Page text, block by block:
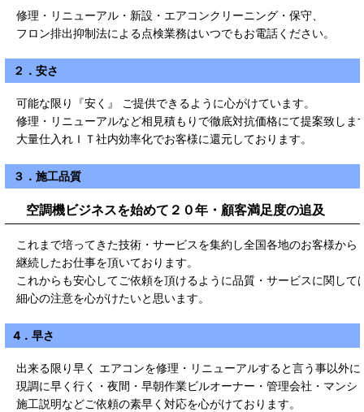
修理・リニューアル・新設・エアコンクリーニング・保守、
フロン排出抑制法による点検業務はいつでもお電話ください。
２．安さ
可能な限り『安く』 ご提供できるように心がけています。
修理・リニューアルなど相見積もりで徹底対抗価格にて提案致しま
大量仕入れＩＴ社内効率化でお客様に還元しております。
３．施工品質
空調機ビジネスを始めて２０年・顧客満足度の追及
これまで培ってきた技術・サービスを集約し全国各地のお客様から
継続したお仕事を頂いております。
これからも安心してご依頼を頂けるように品質・サービスに関して
細心の注意を心がけたいと思います。
4．早さ
出来る限り早く エアコンを修理・リニューアルすると言う事以外に
現調に早く行く・夜間・早朝作業ビルオーナー・管理会社・マンシ
施工説明などご依頼の素早く対応を心がけております。